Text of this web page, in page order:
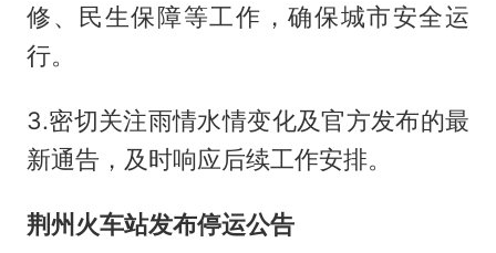
修、民生保障等工作，确保城市安全运
行。
3.密切关注雨情水情变化及官方发布的最
新通告，及时响应后续工作安排。
荆州火车站发布停运公告